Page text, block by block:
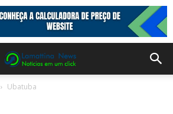
Ubatuba